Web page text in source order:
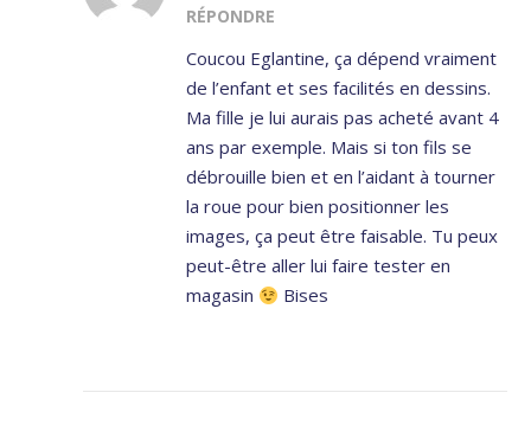
RÉPONDRE
Coucou Eglantine, ça dépend vraiment
de l’enfant et ses facilités en dessins.
Ma fille je lui aurais pas acheté avant 4
ans par exemple. Mais si ton fils se
débrouille bien et en l’aidant à tourner
la roue pour bien positionner les
images, ça peut être faisable. Tu peux
peut-être aller lui faire tester en
magasin
Bises